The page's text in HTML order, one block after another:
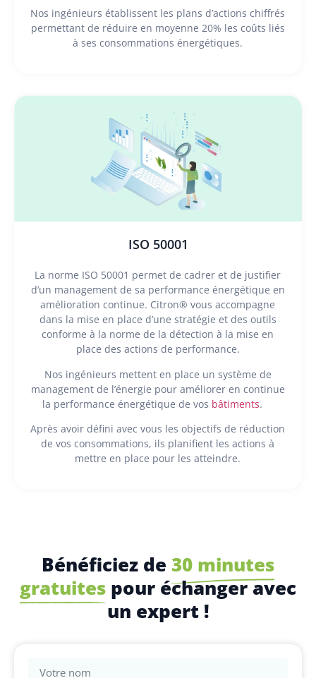
Nos ingénieurs établissent les plans d’actions chiffrés
permettant de réduire en moyenne 20% les coûts liés
à ses consommations énergétiques.
ISO 50001
La norme ISO 50001 permet de cadrer et de justifier
d’un management de sa performance énergétique en
amélioration continue. Citron® vous accompagne
dans la mise en place d’une stratégie et des outils
conforme à la norme de la détection à la mise en
place des actions de performance.
Nos ingénieurs mettent en place un système de
management de l’énergie pour améliorer en continue
la performance énergétique de vos bâtiments.
Après avoir défini avec vous les objectifs de réduction
de vos consommations, ils planifient les actions à
mettre en place pour les atteindre.
Bénéficiez de 30 minutes
gratuites pour échanger avec
un expert !